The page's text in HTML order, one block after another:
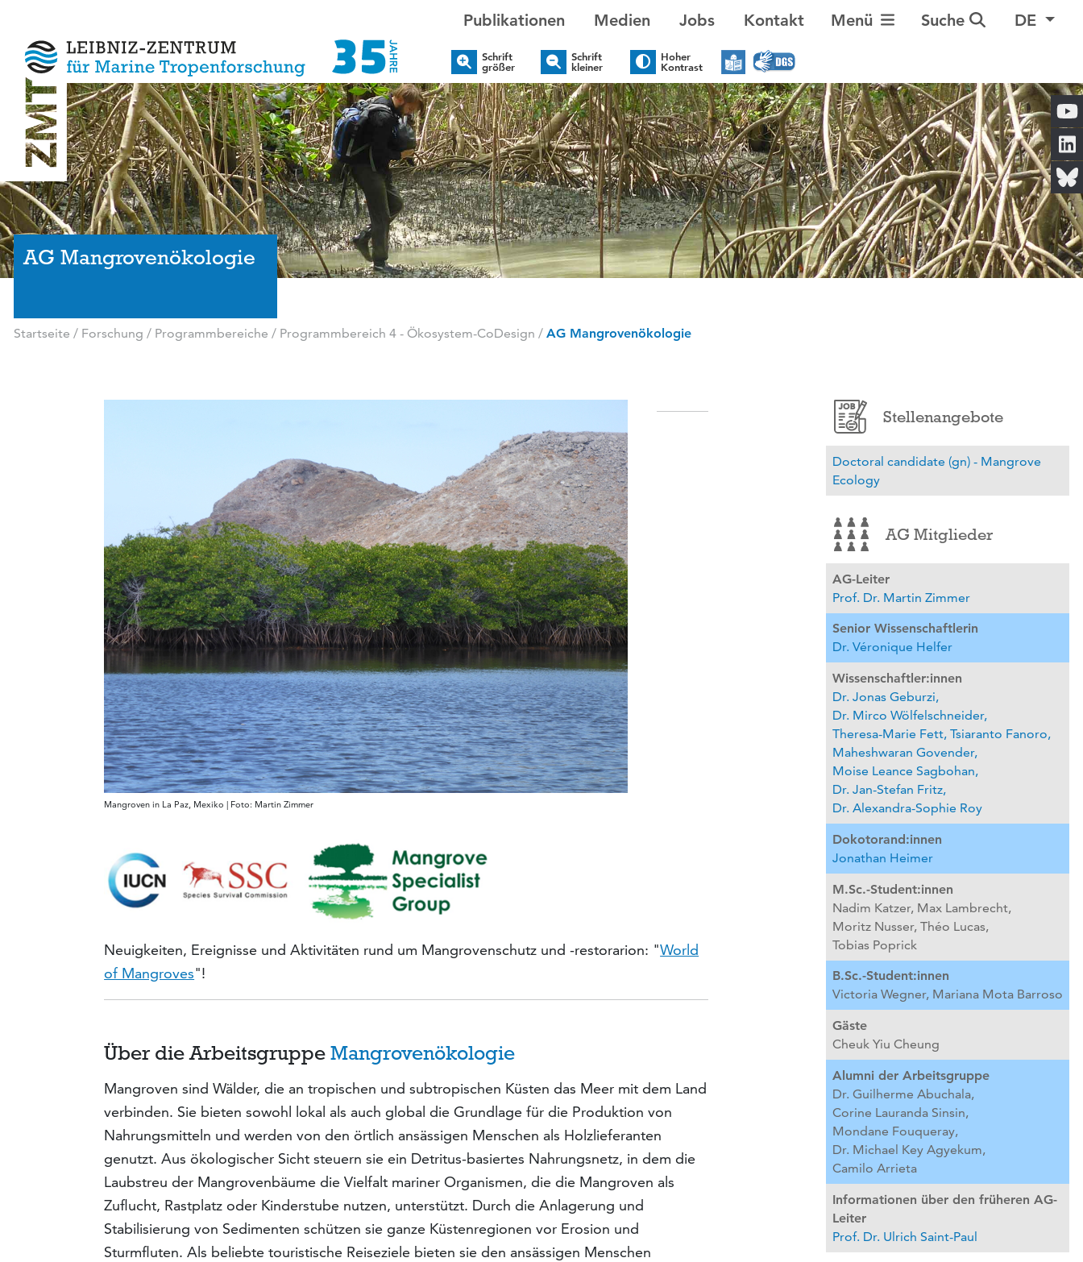
Publikationen Medien Jobs Kontakt Navigation umschalten
Menü Suche DE
Schrift
größer
Schrift
kleiner
Hoher
Kontrast
AG Mangrovenökologie
Startseite / Forschung / Programmbereiche / Programmbereich 4 - Ökosystem-CoDesign / AG Mangrovenökologie
Mangroven in La Paz, Mexiko | Foto: Martin Zimmer
Neuigkeiten, Ereignisse und Aktivitäten rund um Mangrovenschutz und -restorarion: "World
of Mangroves"!
Über die ArbeitsgruppeMangrovenökologie
Mangroven sind Wälder, die an tropischen und subtropischen Küsten das Meer mit dem Land
verbinden. Sie bieten sowohl lokal als auch global die Grundlage für die Produktion von
Nahrungsmitteln und werden von den örtlich ansässigen Menschen als Holzlieferanten
genutzt. Aus ökologischer Sicht steuern sie ein Detritus-basiertes Nahrungsnetz, in dem die
Laubstreu der Mangrovenbäume die Vielfalt mariner Organismen, die die Mangroven als
Zuflucht, Rastplatz oder Kinderstube nutzen, unterstützt. Durch die Anlagerung und
Stabilisierung von Sedimenten schützen sie ganze Küstenregionen vor Erosion und
Sturmfluten. Als beliebte touristische Reiseziele bieten sie den ansässigen Menschen
Stellenangebote
Doctoral candidate (gn) - Mangrove
Ecology
AG Mitglieder
AG-Leiter
Prof. Dr. Martin Zimmer
Senior Wissenschaftlerin
Dr. Véronique Helfer
Wissenschaftler:innen
Dr. Jonas Geburzi,
Dr. Mirco Wölfelschneider,
Theresa-Marie Fett, Tsiaranto Fanoro,
Maheshwaran Govender,
Moise Leance Sagbohan,
Dr. Jan-Stefan Fritz,
Dr. Alexandra-Sophie Roy
Dokotorand:innen
Jonathan Heimer
M.Sc.-Student:innen
Nadim Katzer, Max Lambrecht,
Moritz Nusser, Théo Lucas,
Tobias Poprick
B.Sc.-Student:innen
Victoria Wegner, Mariana Mota Barroso
Gäste
Cheuk Yiu Cheung
Alumni der Arbeitsgruppe
Dr. Guilherme Abuchala,
Corine Lauranda Sinsin,
Mondane Fouqueray,
Dr. Michael Key Agyekum,
Camilo Arrieta
Informationen über den früheren AG-
Leiter
Prof. Dr. Ulrich Saint-Paul